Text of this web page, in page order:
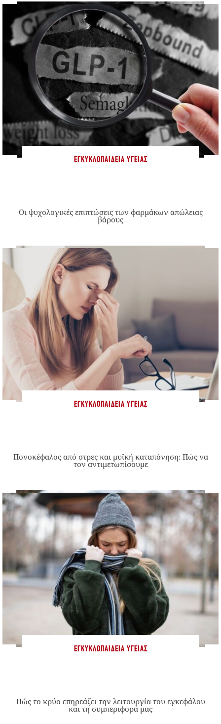
ΕΓΚΥΚΛΟΠΑΊΔΕΙΑ ΥΓΕΊΑΣ
Οι ψυχολογικές επιπτώσεις των φαρμάκων απώλειας
βάρους
ΕΓΚΥΚΛΟΠΑΊΔΕΙΑ ΥΓΕΊΑΣ
Πονοκέφαλος από στρες και μυϊκή καταπόνηση: Πώς να
τον αντιμετωπίσουμε
ΕΓΚΥΚΛΟΠΑΊΔΕΙΑ ΥΓΕΊΑΣ
Πώς το κρύο επηρεάζει την λειτουργία του εγκεφάλου
και τη συμπεριφορά μας